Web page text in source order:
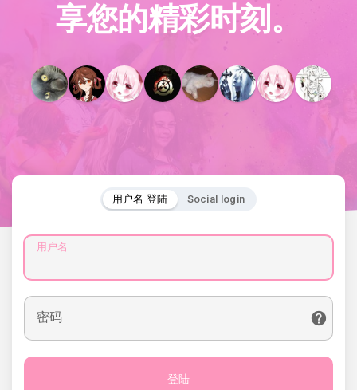
享您的精彩时刻。
用户名 登陆 Social login
用户名
密码
登陆